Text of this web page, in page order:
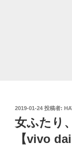
投
稿
日:
2019-01-24 投稿者:
女ふたり
【vivo